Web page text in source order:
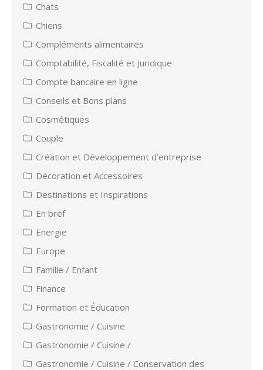
Chats
Chiens
Compléments alimentaires
Comptabilité, Fiscalité et Juridique
Compte bancaire en ligne
Conseils et Bons plans
Cosmétiques
Couple
Création et Développement d’entreprise
Décoration et Accessoires
Destinations et Inspirations
En bref
Energie
Europe
Famille / Enfant
Finance
Formation et Éducation
Gastronomie / Cuisine
Gastronomie / Cuisine /
Gastronomie / Cuisine / Conservation des